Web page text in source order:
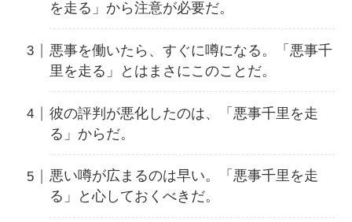
を走る」から注意が必要だ。
悪事を働いたら、すぐに噂になる。「悪事千
里を走る」とはまさにこのことだ。
彼の評判が悪化したのは、「悪事千里を走
る」からだ。
悪い噂が広まるのは早い。「悪事千里を走
る」と心しておくべきだ。